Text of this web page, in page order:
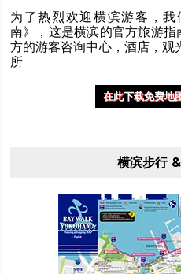
为了热烈欢迎横滨游客，
南》，这是横滨的官方旅游
方的游客咨询中心，酒店，观
所
在此下载免费地
横滨步行